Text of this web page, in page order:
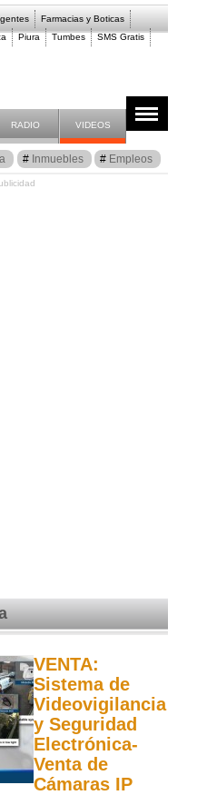
Farmacias y Boticas
Piura Tumbes
SMS Gratis
y Venta
RADIO VIDEOS
Inmuebles Empleos
VENTA:
Sistema de
Videovigilancia
y Seguridad
Electrónica-
Venta de
Cámaras IP